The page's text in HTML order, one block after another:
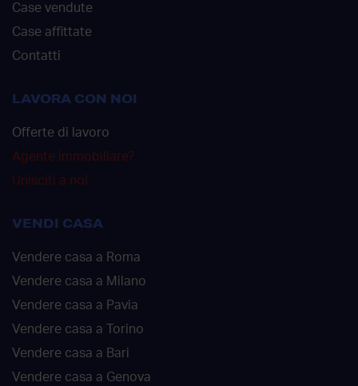
Case vendute
Case affittate
Contatti
LAVORA CON NOI
Offerte di lavoro
Agente immobiliare?
Unisciti a noi
VENDI CASA
Vendere casa a Roma
Vendere casa a Milano
Vendere casa a Pavia
Vendere casa a Torino
Vendere casa a Bari
Vendere casa a Genova